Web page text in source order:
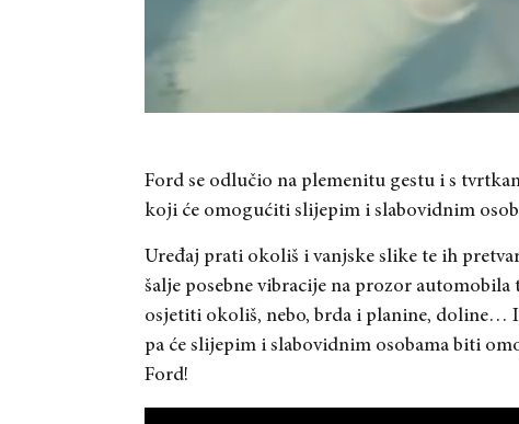
Ford se odlučio na plemenitu gestu i s
koji će omogućiti slijepim i slabovidnim
Uređaj prati okoliš i vanjske slike te ih
šalje posebne vibracije na prozor
osjetiti okoliš, nebo, brda i planine, doline…
pa će slijepim i slabovidnim osobama biti
Ford!